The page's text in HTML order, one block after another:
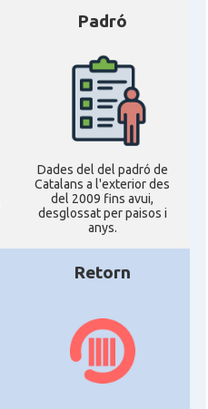
Padró
Dades del del padró de
Catalans a l'exterior des
del 2009 fins avui,
desglossat per paisos i
anys.
Retorn